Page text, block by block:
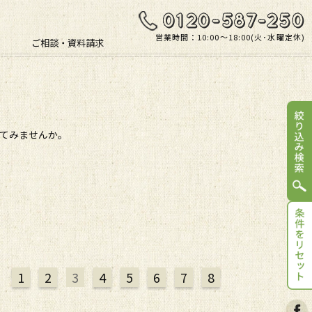
ご相談・資料請求 営業時間：10:00〜18:00(火･水曜定休)
ませんか。
1 2 3 4 5 6 7 8